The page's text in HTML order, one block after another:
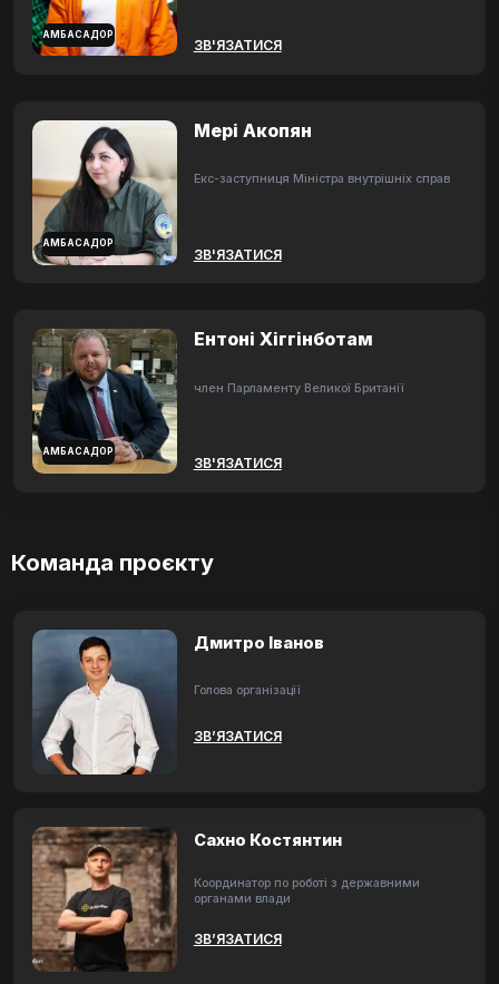
АМБАСАДОР
ЗВ'ЯЗАТИСЯ
АМБАСАДОР
Мері Акопян
Екс-заступниця Міністра внутрішніх справ
ЗВ'ЯЗАТИСЯ
АМБАСАДОР
Ентоні Хіггінботам
член Парламенту Великої Британії
ЗВ'ЯЗАТИСЯ
Команда проєкту
Дмитро Іванов
Голова організації
ЗВ’ЯЗАТИСЯ
Сахно Костянтин
Координатор по роботі з державними
органами влади
ЗВ’ЯЗАТИСЯ